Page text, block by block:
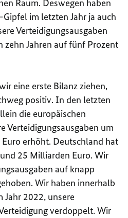
Raum. Deswegen haben
-Gipfel im letzten Jahr ja auch
Verteidigungsausgaben
zehn Jahren auf fünf Prozent
eine erste Bilanz ziehen,
positiv. In den letzten
die europäischen
Verteidigungsausgaben um
erhöht. Deutschland hat
25 Milliarden Euro. Wir
auf knapp
Wir haben innerhalb
Jahr 2022, unsere
verdoppelt. Wir